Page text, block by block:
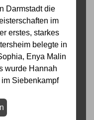
Darmstadt die
im
erstes, starkes
belegte in
Enya Malin
wurde Hannah
Siebenkampf